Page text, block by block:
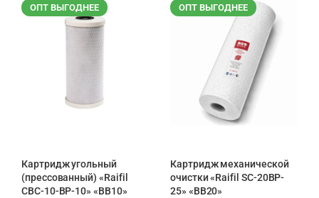
ОПТ ВЫГОДНЕЕ
Картридж угольный
(прессованный) «Raifil
CBC-10-BP-10» «BB10»
ОПТ ВЫГОДНЕЕ
Картридж механической
очистки «Raifil SC-20BP-
25» «BB20»